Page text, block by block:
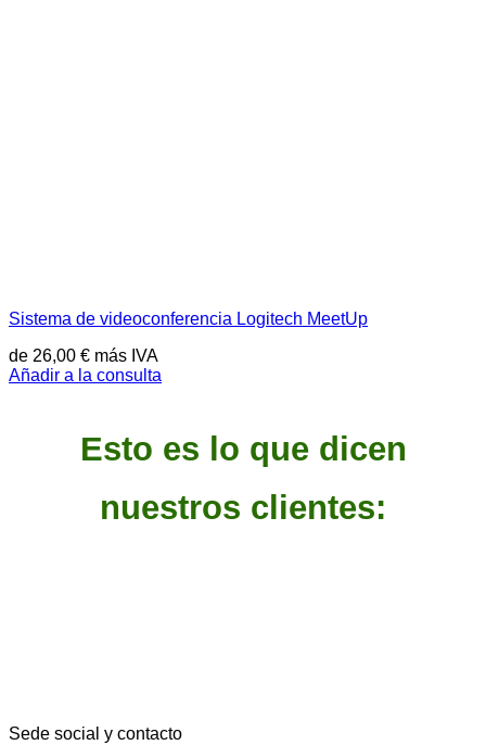
Sistema de videoconferencia Logitech MeetUp
de 26,00 € más IVA
Añadir a la consulta
Esto es lo que dicen
nuestros clientes:
Sede social y contacto